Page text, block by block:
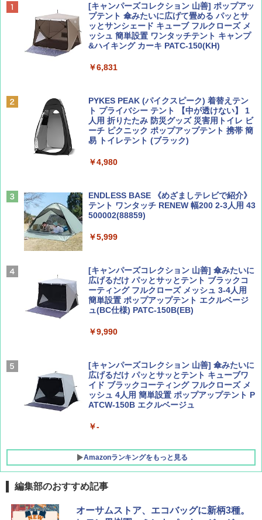
ディズニーファン ２０２６年 ９月号 [雑
誌] (ＤＩＳＮＥＹ ＦＡＮ)
￥713
￥1,500
AIRLINE（エアライン）2026年9月号【特
集】ボーイング110周年を祝して！
￥1,760
D40 地球の歩き方 チェンマイ タイ北部の魅
力的な町 2026～2027 地球の歩き方D アジア
￥2,079
￥2,479
ァキア 2026～2027 地球の歩き方A ヨーロッ
￥2,277
新しい日本地理 地図・統計・移動から読み
解く (講談社現代新書)
￥1,540
[キャンパーズコレクション 山善] ポップアッ
プテント 傘みたいに広げて畳める パッとサ
ッとサンシェード キューブ フルクローズ メ
ッシュ 簡単設置 ワンタッチテント キャンプ
&ハイキング カーキ PATC-150(KH)
￥6,831
PYKES PEAK (パイクスピーク) 着替えテン
ト プライバシー テント 【中が透けない】 1
人用 折りたたみ 防災グッズ 災害用トイレ ビ
ーチ ピクニック ポップアップテント 携帯 簡
易 トイレテント (ブラック)
￥4,980
ENDLESS BASE 《めざましテレビで紹介》
テント ワンタッチ RENEW 幅200 2-3人用 43
500002(88859)
￥5,999
[キャンパーズコレクション 山善] 傘みたいに
広げるだけ パッとサッとテント ブラックコ
ーティング フルクローズ メッシュ 3-4人用
簡単設置 ポップアップテント エクルベージ
ュ(BC仕様) PATC-150B(EB)
￥9,990
[キャンパーズコレクション 山善] 傘みたいに
広げるだけ パッとサッとテント キューブワ
イド ブラックコーティング フルクローズ メ
ッシュ 4人用 簡単設置 ポップアップテント P
ATCW-150B エクルベージュ
￥-
Amazonランキングをもっと見る
DEWEL パラソル 大型 ビーチ アウトドアパ
ラソル ガーデン サイトシート付 折りたたみ
編集部のおすすめ記事
オーサムストア、エコバッグに新柄3種。